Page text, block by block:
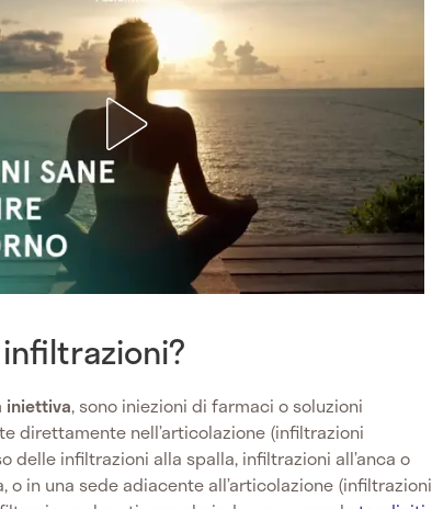
iniettiva, sono iniezioni di farmaci o soluzioni
direttamente nell’articolazione (infiltrazioni
delle infiltrazioni alla spalla, infiltrazioni all’anca o
o in una sede adiacente all’articolazione (infiltrazioni